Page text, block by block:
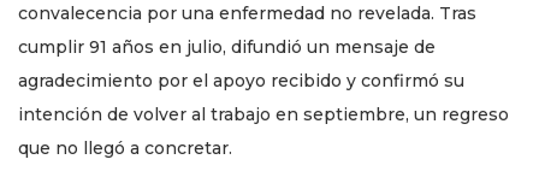
convalecencia por una enfermedad no revelada. Tras
cumplir 91 años en julio, difundió un mensaje de
agradecimiento por el apoyo recibido y confirmó su
intención de volver al trabajo en septiembre, un regreso
que no llegó a concretar.